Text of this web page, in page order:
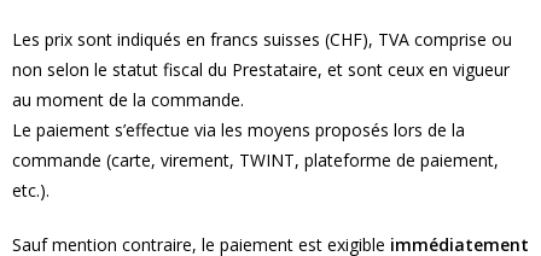
Les prix sont indiqués en francs suisses (CHF), TVA comprise ou
non selon le statut fiscal du Prestataire, et sont ceux en vigueur
au moment de la commande.
Le paiement s’effectue via les moyens proposés lors de la
commande (carte, virement, TWINT, plateforme de paiement,
etc.).
Sauf mention contraire, le paiement est exigible immédiatement